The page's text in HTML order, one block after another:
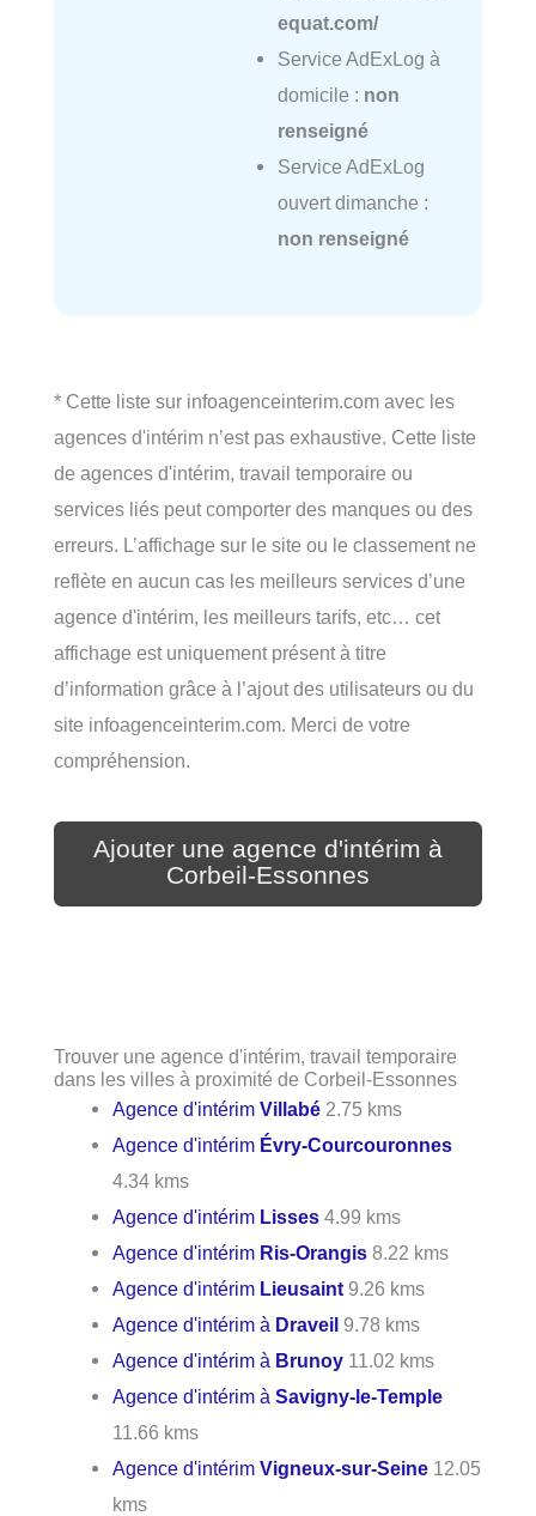
equat.com/
Service AdExLog à
domicile : non
renseigné
Service AdExLog
ouvert dimanche :
non renseigné
* Cette liste sur infoagenceinterim.com avec les
agences d'intérim n’est pas exhaustive. Cette liste
de agences d'intérim, travail temporaire ou
services liés peut comporter des manques ou des
erreurs. L’affichage sur le site ou le classement ne
reflète en aucun cas les meilleurs services d’une
agence d'intérim, les meilleurs tarifs, etc… cet
affichage est uniquement présent à titre
d’information grâce à l’ajout des utilisateurs ou du
site infoagenceinterim.com. Merci de votre
compréhension.
Ajouter une agence d'intérim à
Corbeil-Essonnes
Trouver une agence d'intérim, travail temporaire
dans les villes à proximité de Corbeil-Essonnes
Agence d'intérimVillabé 2.75 kms
Agence d'intérim Évry-Courcouronnes
4.34 kms
Agence d'intérim Lisses 4.99 kms
Agence d'intérim Ris-Orangis 8.22 kms
Agence d'intérim Lieusaint 9.26 kms
Agence d'intérim à Draveil 9.78 kms
Agence d'intérim à Brunoy 11.02 kms
Agence d'intérim àSavigny-le-Temple
11.66 kms
Agence d'intérimVigneux-sur-Seine 12.05
kms